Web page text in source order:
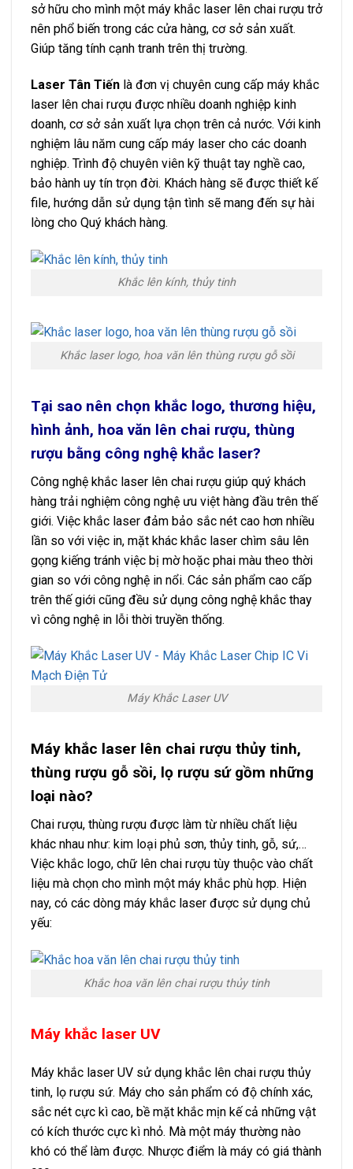
sở hữu cho mình một máy khắc laser lên chai rượu trở
nên phổ biến trong các cửa hàng, cơ sở sản xuất.
Giúp tăng tính cạnh tranh trên thị trường.
Laser Tân Tiến là đơn vị chuyên cung cấp máy khắc
laser lên chai rượu được nhiều doanh nghiệp kinh
doanh, cơ sở sản xuất lựa chọn trên cả nước. Với kinh
nghiệm lâu năm cung cấp máy laser cho các doanh
nghiệp. Trình độ chuyên viên kỹ thuật tay nghề cao,
bảo hành uy tín trọn đời. Khách hàng sẽ được thiết kế
file, hướng dẫn sử dụng tận tình sẽ mang đến sự hài
lòng cho Quý khách hàng.
Khắc lên kính, thủy tinh
Khắc laser logo, hoa văn lên thùng rượu gỗ sồi
Tại sao nên chọn khắc logo, thương hiệu,
hình ảnh, hoa văn lên chai rượu, thùng
rượu bằng công nghệ khắc laser?
Công nghệ khắc laser lên chai rượu giúp quý khách
hàng trải nghiệm công nghệ ưu việt hàng đầu trên thế
giới. Việc khắc laser đảm bảo sắc nét cao hơn nhiều
lần so với việc in, mặt khác khắc laser chìm sâu lên
gọng kiếng tránh việc bị mờ hoặc phai màu theo thời
gian so với công nghệ in nổi. Các sản phẩm cao cấp
trên thế giới cũng đều sử dụng công nghệ khắc thay
vì công nghệ in lỗi thời truyền thống.
Máy Khắc Laser UV
Máy khắc laser lên chai rượu thủy tinh,
thùng rượu gỗ sồi, lọ rượu sứ gồm những
loại nào?
Chai rượu, thùng rượu được làm từ nhiều chất liệu
khác nhau như: kim loại phủ sơn, thủy tinh, gỗ, sứ,…
Việc khắc logo, chữ lên chai rượu tùy thuộc vào chất
liệu mà chọn cho mình một máy khắc phù hợp. Hiện
nay, có các dòng máy khắc laser được sử dụng chủ
yếu:
Khắc hoa văn lên chai rượu thủy tinh
Máy khắc laser UV
Máy khắc laser UV sử dụng khắc lên chai rượu thủy
tinh, lọ rượu sứ. Máy cho sản phẩm có độ chính xác,
sắc nét cực kì cao, bề mặt khắc mịn kế cả những vật
có kích thước cực kì nhỏ. Mà một máy thường nào
khó có thể làm được. Nhược điểm là máy có giá thành